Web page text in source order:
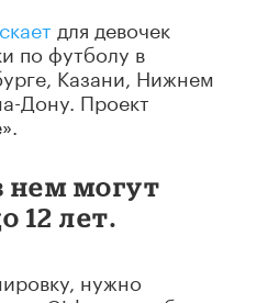
для девочек
по футболу в
Казани, Нижнем
Дону. Проект
нем могут
12 лет.
нужно